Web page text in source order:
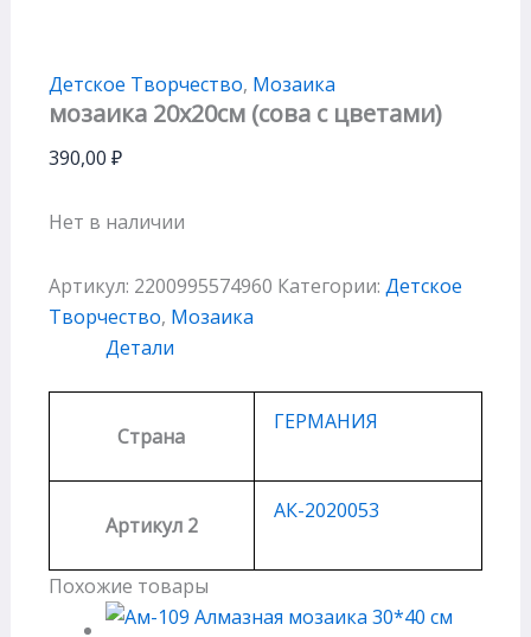
Детское Творчество, Мозаика
мозаика 20х20см (сова с цветами)
390,00 ₽
Нет в наличии
Артикул: 2200995574960 Категории: Детское
Творчество, Мозаика
Детали
Страна
ГЕРМАНИЯ
Артикул 2
АК-2020053
Похожие товары